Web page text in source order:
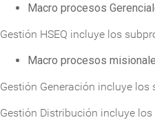
Macro procesos
Gestión HSEQ incluye los
Macro procesos
Gestión Generación incluye los
Gestión Distribución incluye